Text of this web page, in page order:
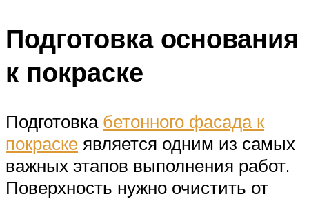
Подготовка основания
к покраске
Подготовка бетонного фасада к
покраске является одним из самых
важных этапов выполнения работ.
Поверхность нужно очистить от